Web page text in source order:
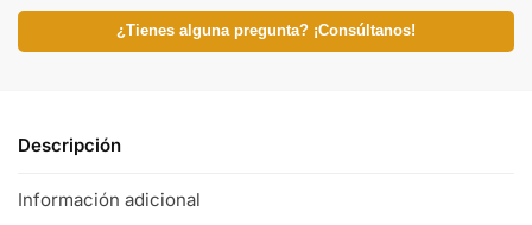
¿Tienes alguna pregunta? ¡Consúltanos!
Descripción
Información adicional